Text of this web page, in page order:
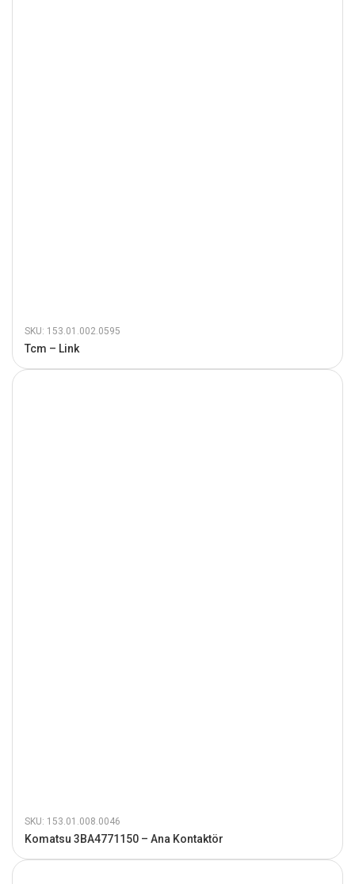
SKU: 153.01.002.0595
Tcm – Link
SKU: 153.01.008.0046
Komatsu 3BA4771150 – Ana Kontaktör